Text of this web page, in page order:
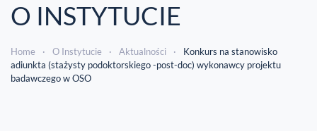
O INSTYTUCIE
Home O Instytucie Aktualności
Konkurs na stanowisko
adiunkta (stażysty podoktorskiego -post-doc) wykonawcy projektu
badawczego w OSO